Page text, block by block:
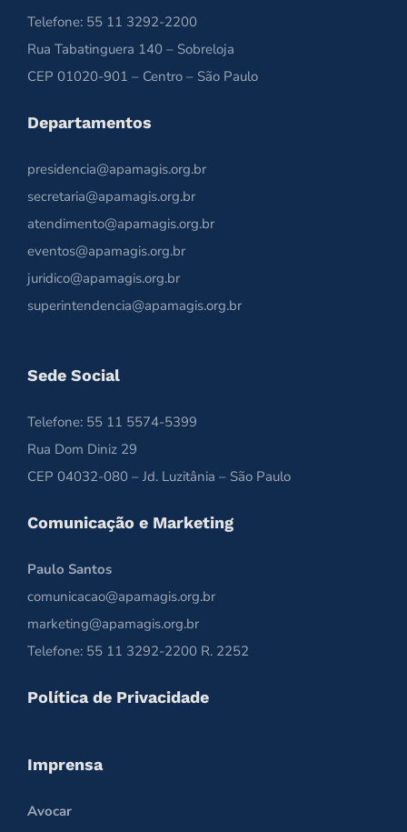
Telefone: 55 11 3292-2200
Rua Tabatinguera 140 – Sobreloja
CEP 01020-901 – Centro – São Paulo
Departamentos
presidencia@apamagis.org.br
secretaria@apamagis.org.br
atendimento@apamagis.org.br
eventos@apamagis.org.br
juridico@apamagis.org.br
superintendencia@apamagis.org.br
Sede Social
Telefone: 55 11 5574-5399
Rua Dom Diniz 29
CEP 04032-080 – Jd. Luzitânia – São Paulo
Comunicação e Marketing
Paulo Santos
comunicacao@apamagis.org.br
marketing@apamagis.org.br
Telefone: 55 11 3292-2200 R. 2252
Política de Privacidade
Imprensa
Avocar